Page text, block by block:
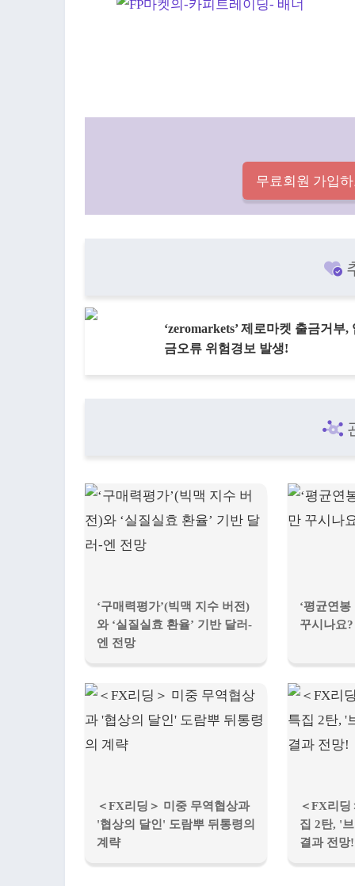
무료회원 가입
‘zeromarkets’ 제로마켓 출금거부,
금오류 위험경보 발생!
‘구매력평가’(빅맥 지수 버전)
와 ‘실질실효 환율’ 기반 달러-
엔 전망
‘평균연
꾸시나요?
＜FX리딩＞ 미중 무역협상과
'협상의 달인' 도람뿌 뒤통령의
계략
＜FX리
집 2탄, '
결과 전망!